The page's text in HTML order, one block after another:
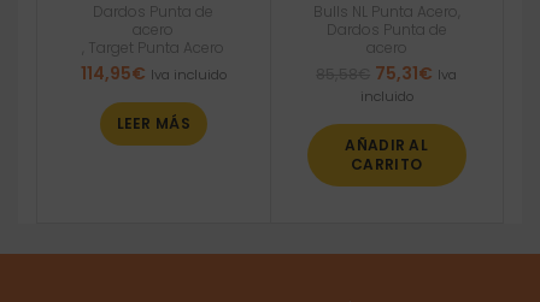
Dardos Punta de
acero
Target Punta Acero
114,95€ Iva incluido
LEER MÁS
Bulls NL Punta Acero
Dardos Punta de
acero
El
precio
era:
85,58€.
75,31€ El
es:
75,31€.
Iva
incluido
AÑADIR AL
CARRITO